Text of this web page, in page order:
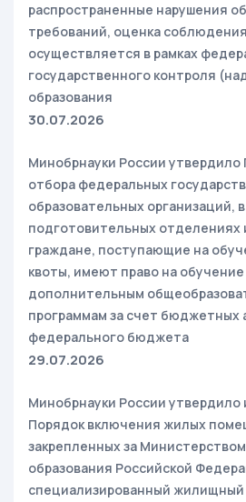
распространенные нарушения
требований, оценка
осуществляется в рамках
государственного контроля
образования
30.07.2026
Минобрнауки России утвердило
отбора федеральных
образовательных организаций,
подготовительных отделениях
граждане, поступающие на
квоты, имеют право на
дополнительным
программам за счет бюджетных
федерального бюджета
29.07.2026
Минобрнауки России утвердило
Порядок включения жилых
закрепленных за
образования Российской
специализированный